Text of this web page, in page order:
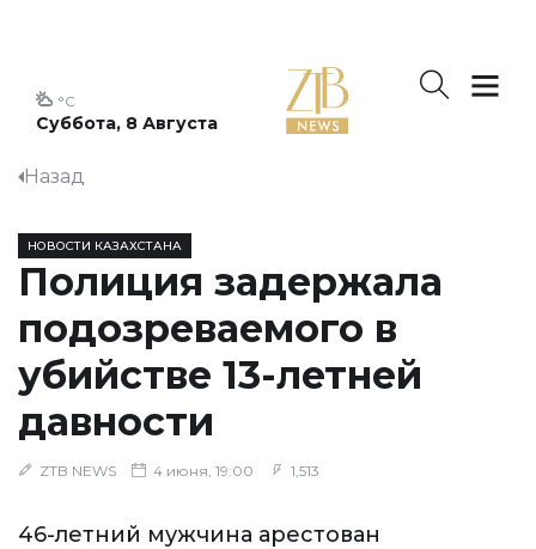
Суббота, 8 Августа
°C
Назад
НОВОСТИ КАЗАХСТАНА
Полиция задержала
подозреваемого в
убийстве 13-летней
давности
ZTB NEWS 4 июня, 19:00 1,513
46-летний мужчина арестован